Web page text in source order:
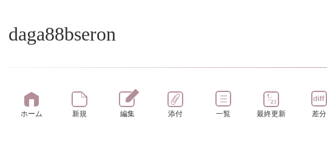
daga88bseron
ホーム 新規 編集 添付 一覧 最終更新 差分